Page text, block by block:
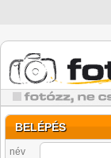
BELÉPÉS
név